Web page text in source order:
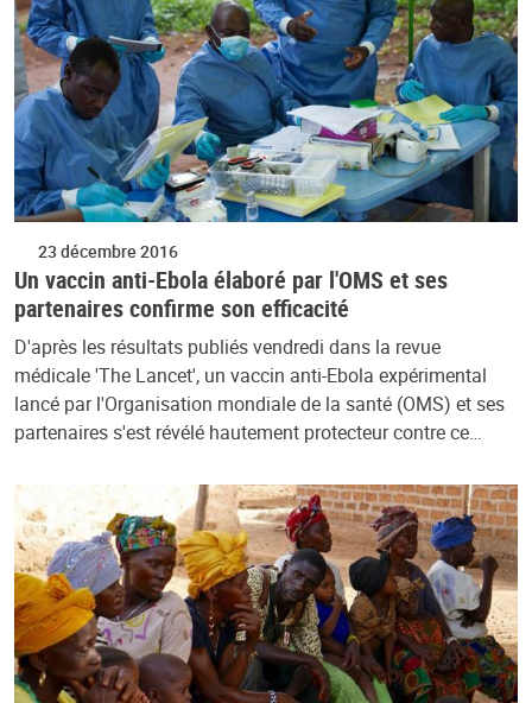
23 décembre 2016
Un vaccin anti-Ebola élaboré par l'OMS et ses
partenaires confirme son efficacité
D'après les résultats publiés vendredi dans la revue
médicale 'The Lancet', un vaccin anti-Ebola expérimental
lancé par l'Organisation mondiale de la santé (OMS) et ses
partenaires s'est révélé hautement protecteur contre ce…